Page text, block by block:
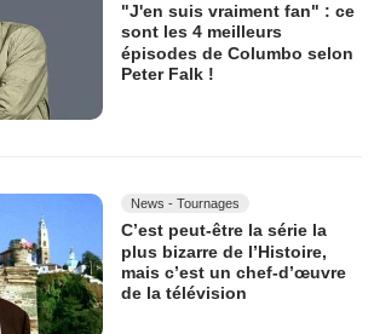
"J'en suis vraiment fan" : ce
sont les 4 meilleurs
épisodes de Columbo selon
Peter Falk !
News - Tournages
C’est peut-être la série la
plus bizarre de l’Histoire,
mais c’est un chef-d’œuvre
de la télévision